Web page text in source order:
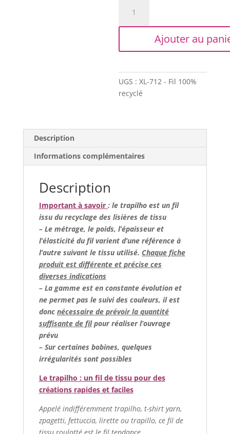
Trapilho
Bobine
-
Rose
Ajouter au
UGS :XL-712 - Fil 100%
recyclé
Description
Informations complémentaires
Description
Important à savoir : le trapilho est un fil
issu du recyclage des lisières de tissu
– Le métrage, le poids, l’épaisseur et
l’élasticité du fil varient d’une référence à
l’autre suivant le tissu utilisé. Chaque fiche
produit est différente et précise ces
diverses indications
– La gamme est en constante évolution et
ne permet pas le suivi des couleurs, il est
donc nécessaire de prévoir la quantité
suffisante de filpour réaliser l’ouvrage
prévu
– Sur certaines bobines, quelques
irrégularités sont possibles
Le trapilho : un fil de tissu pour des
créations rapides et faciles
Appelé indifféremment trapilho, t-shirt yarn,
zpagetti, fettuccia, lirette ou trapillo, ce fil de